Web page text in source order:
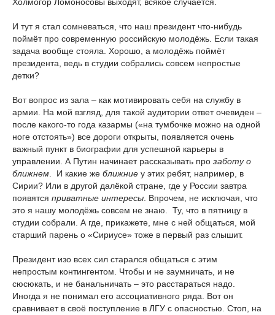
И тут я стал сомневаться, что наш президент что-нибудь
поймёт про современную российскую молодёжь. Если такая
задача вообще стояла. Хорошо, а молодёжь поймёт
президента, ведь в студии собрались совсем непростые
детки?
Вот вопрос из зала – как мотивировать себя на службу в
армии. На мой взгляд, для такой аудитории ответ очевиден –
после какого-то года казармы («на тумбочке можно на одной
ноге отстоять») все дороги открыты, появляется очень
важный пункт в биографии для успешной карьеры в
управлении. А Путин начинает рассказывать про заботу о
ближнем . И какие же ближние у этих ребят, например, в
Сирии? Или в другой далёкой стране, где у России завтра
появятся приватные интересы . Впрочем, не исключая, что
это я нашу молодёжь совсем не знаю. Ту, что в пятницу в
студии собрали. А где, прикажете, мне с ней общаться, мой
старший парень о «Сириусе» тоже в первый раз слышит.
Президент изо всех сил старался общаться с этим
непростым контингентом. Чтобы и не заумничать, и не
сюсюкать, и не банальничать – это расстараться надо.
Иногда я не понимал его ассоциативного ряда. Вот он
сравнивает в своё поступление в ЛГУ с опасностью. Стоп, на